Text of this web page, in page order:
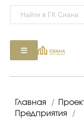
Главная /
Предприятия
/